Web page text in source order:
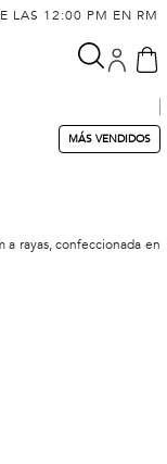
LAS 12:00 PM EN RM
MÁS VENDIDOS
a rayas, confeccionada en